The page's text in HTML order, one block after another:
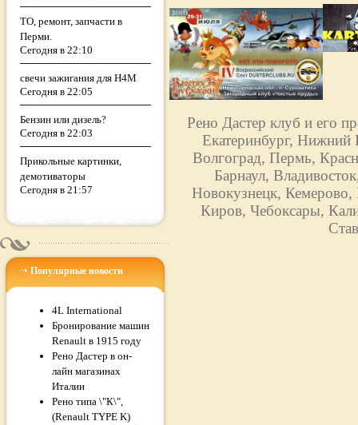
ТО, ремонт, запчасти в
Перми.
Сегодня в 22:10
свечи зажигания для H4M
Сегодня в 22:05
Бензин или дизель?
Сегодня в 22:03
Прикольные картинки,
демотиваторы
Сегодня в 21:57
Популярные новости
4L International
Бронирование машин
Renault в 1915 году
Рено Дастер в он-
лайн магазинах
Италии
Рено типа \"К\",
(Renault TYPE K)
Рено Дастер клуб и его
Екатеринбург, Нижний
Волгоград, Пермь,
Барнаул,
Новокузнецк,
Киров, Чебоксары,